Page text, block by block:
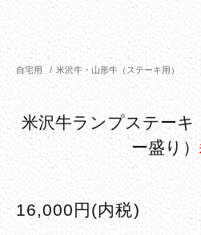
自宅用 / 米沢牛・山形牛（ステーキ用）
米沢牛ランプステー
ー盛り）
16,000円(内税)